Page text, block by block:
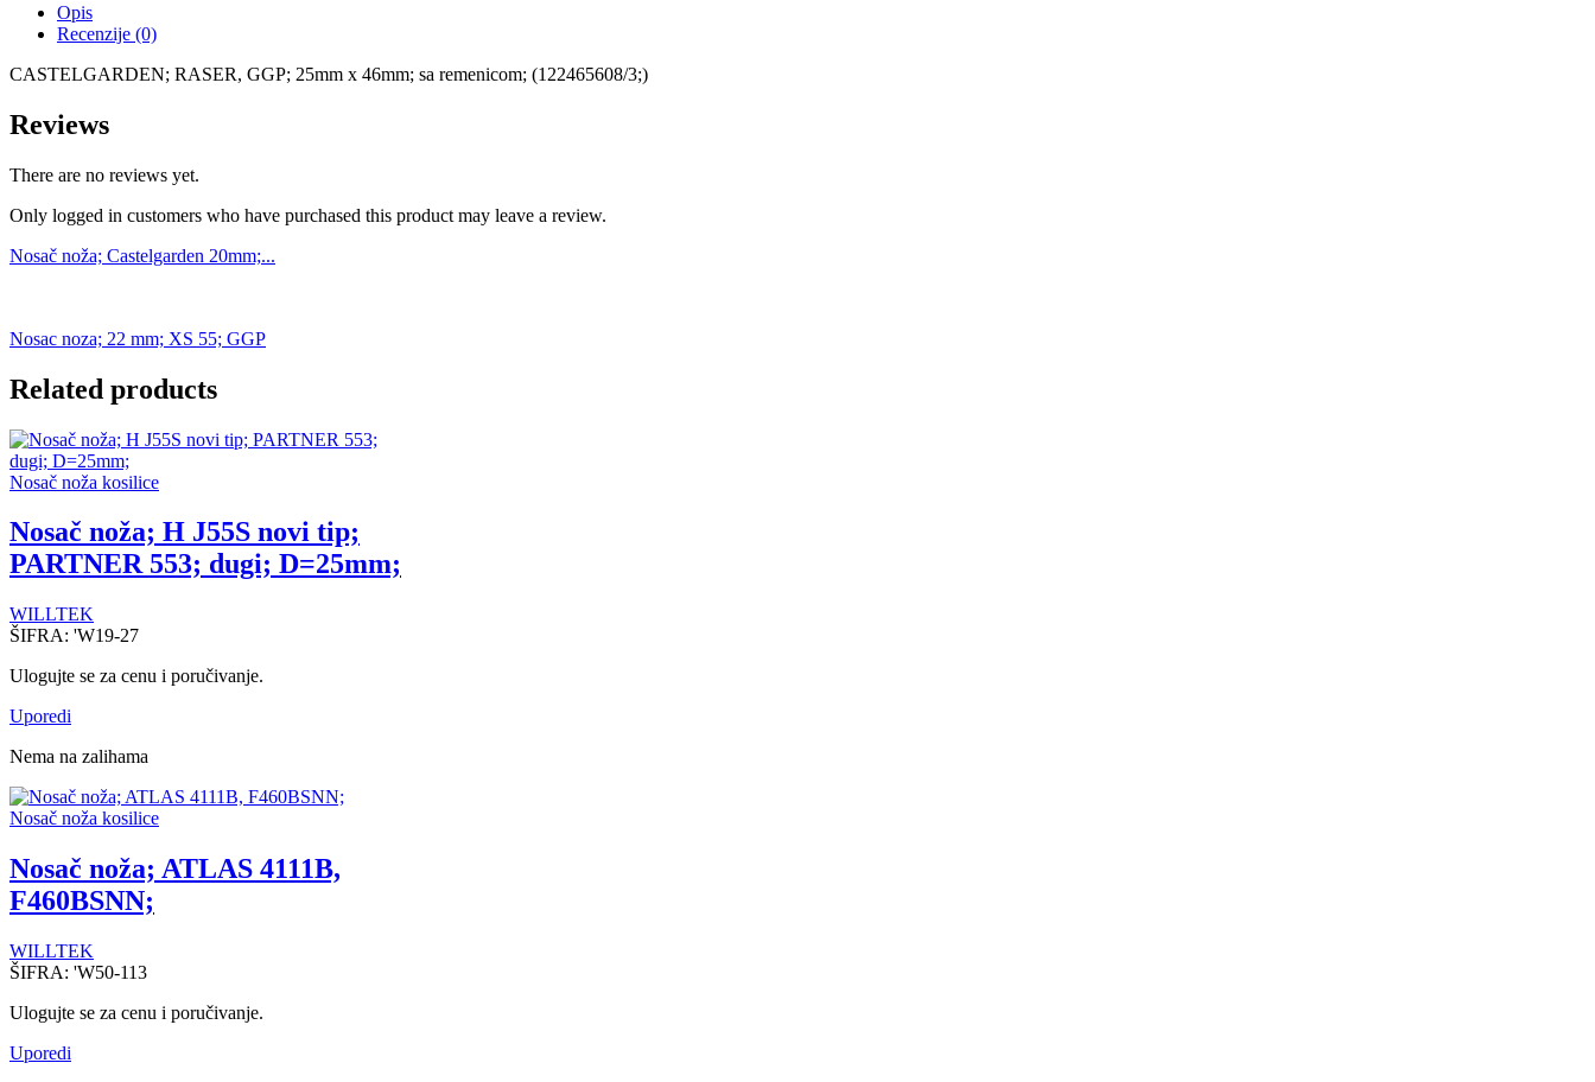
Opis
Recenzije (0)
CASTELGARDEN; RASER, GGP; 25mm x 46mm; sa remenicom; (122465608/3;)
Reviews
There are no reviews yet.
Only logged in customers who have purchased this product may leave a review.
Nosač noža; Castelgarden 20mm;...
Nosac noza; 22 mm; XS 55; GGP
Related products
Nosač noža kosilice
Nosač noža; H J55S novi tip;
PARTNER 553; dugi; D=25mm;
WILLTEK
ŠIFRA: 'W19-27
Ulogujte se za cenu i poručivanje.
Uporedi
Nema na zalihama
Nosač noža kosilice
Nosač noža; ATLAS 4111B,
F460BSNN;
WILLTEK
ŠIFRA: 'W50-113
Ulogujte se za cenu i poručivanje.
Uporedi